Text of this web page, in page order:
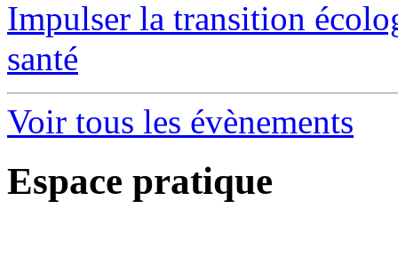
Impulser la transition
santé
Voir tous les évènements
Espace pratique